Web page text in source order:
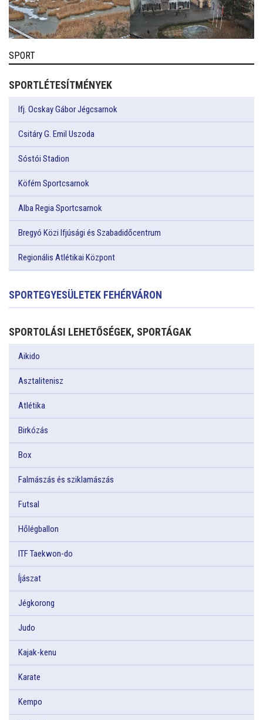
SPORT
SPORTLÉTESÍTMÉNYEK
Ifj. Ocskay Gábor Jégcsarnok
Csitáry G. Emil Uszoda
Sóstói Stadion
Köfém Sportcsarnok
Alba Regia Sportcsarnok
Bregyó Közi Ifjúsági és Szabadidőcentrum
Regionális Atlétikai Központ
SPORTEGYESÜLETEK FEHÉRVÁRON
SPORTOLÁSI LEHETŐSÉGEK, SPORTÁGAK
Aikido
Asztalitenisz
Atlétika
Birkózás
Box
Falmászás és sziklamászás
Futsal
Hőlégballon
ITF Taekwon-do
Íjászat
Jégkorong
Judo
Kajak-kenu
Karate
Kempo